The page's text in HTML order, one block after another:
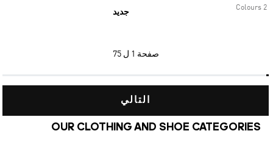
2 Colours جديد
صفحة 1 ل 75
التالي
OUR CLOTHING AND SHOE CATEGORIES